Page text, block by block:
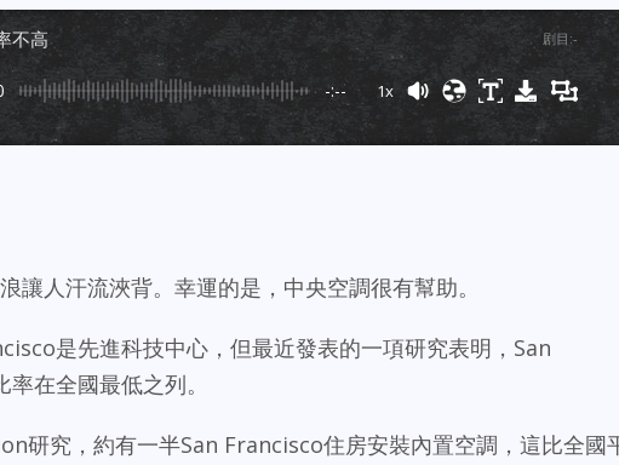
不高 剧目 :-
-:-- 1x
Powered By
讓人汗流浹背。幸運的是，中央空調很有幫助。
是先進科技中心，但最近發表的一項研究表明，San
在全國最低之列。
究，約有一半San Francisco住房安裝內置空調，這比全國